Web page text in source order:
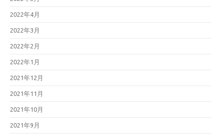
2022年4月
2022年3月
2022年2月
2022年1月
2021年12月
2021年11月
2021年10月
2021年9月